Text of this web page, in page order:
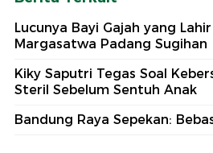
Lucunya Bayi Gajah yang
Margasatwa Padang Sugihan
Kiky Saputri Tegas Soal
Steril Sebelum Sentuh Anak
Bandung Raya Sepekan: